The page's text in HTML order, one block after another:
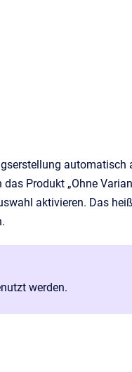
automatisch
Produkt „Ohne
aktivieren. Das
werden.